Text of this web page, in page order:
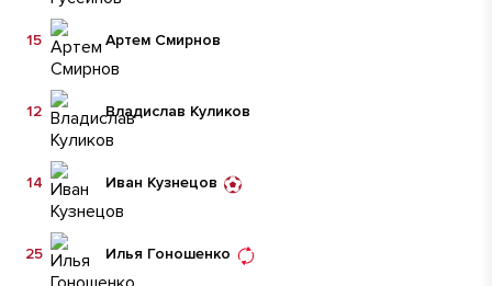
Артем Смирнов
15
Владислав Куликов
12
Иван Кузнецов
14
Илья Гоношенко
25